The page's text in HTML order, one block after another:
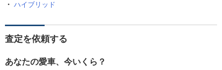
ハイブリッド
査定を依頼する
あなたの愛車、今いくら？